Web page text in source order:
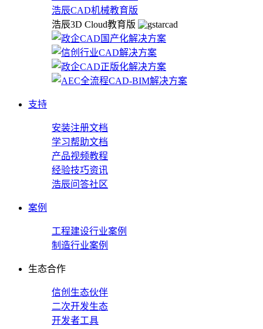
浩辰CAD机械教育版
浩辰3D Cloud教育版
支持
安装注册文档
学习帮助文档
产品视频教程
经验技巧资讯
浩辰问答社区
案例
工程建设行业案例
制造行业案例
生态合作
信创生态伙伴
二次开发生态
开发者工具